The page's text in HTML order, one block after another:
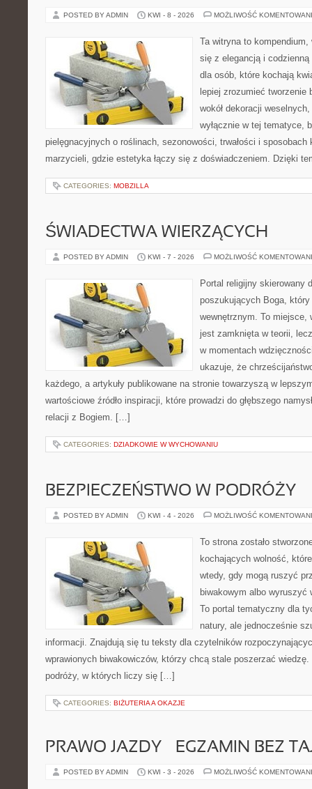
POSTED BY ADMIN KWI - 8 - 2026 MOŻLIWOŚĆ
Ta witryna to
się z elegancją i
dla osób, które kochają
lepiej zrozumieć tworzenie
wokół dekoracji
wyłącznie w tej tematyce,
pielęgnacyjnych o roślinach, sezonowości, trwałości i sposobach
marzycieli, gdzie estetyka łączy się z doświadczeniem. Dzięki
CATEGORIES: MOBZILLA
ŚWIADECTWA WIERZĄCYCH
POSTED BY ADMIN KWI - 7 - 2026 MOŻLIWOŚĆ
Portal religijny skierowany
poszukujących Boga,
wewnętrznym. To miejsce,
jest zamknięta w teorii,
w momentach
ukazuje, że
każdego, a artykuły publikowane na stronie towarzyszą w
wartościowe źródło inspiracji, które prowadzi do głębszego
relacji z Bogiem. […]
CATEGORIES: DZIADKOWIE W WYCHOWANIU
BEZPIECZEŃSTWO W PODRÓŻY
POSTED BY ADMIN KWI - 4 - 2026 MOŻLIWOŚĆ
To strona zostało
kochających wolność,
wtedy, gdy mogą ruszyć
biwakowym albo wyruszyć
To portal tematyczny dla
natury, ale jednocześnie
informacji. Znajdują się tu teksty dla czytelników
wprawionych biwakowiczów, którzy chcą stale poszerzać wiedzę.
podróży, w których liczy się […]
CATEGORIES: BIŻUTERIA A OKAZJE
PRAWO JAZDY – EGZAMIN BEZ
POSTED BY ADMIN KWI - 3 - 2026 MOŻLIWOŚĆ